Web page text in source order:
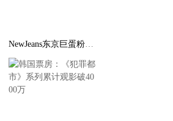
NewJeans东京巨蛋粉丝会门票售罄